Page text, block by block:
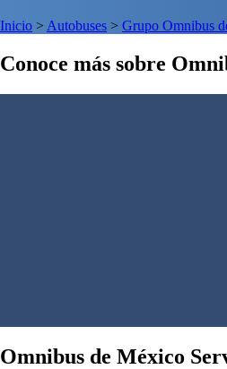
Inicio > Autobuses > Grupo Omnibus
Conoce más sobre
Omnibus de México